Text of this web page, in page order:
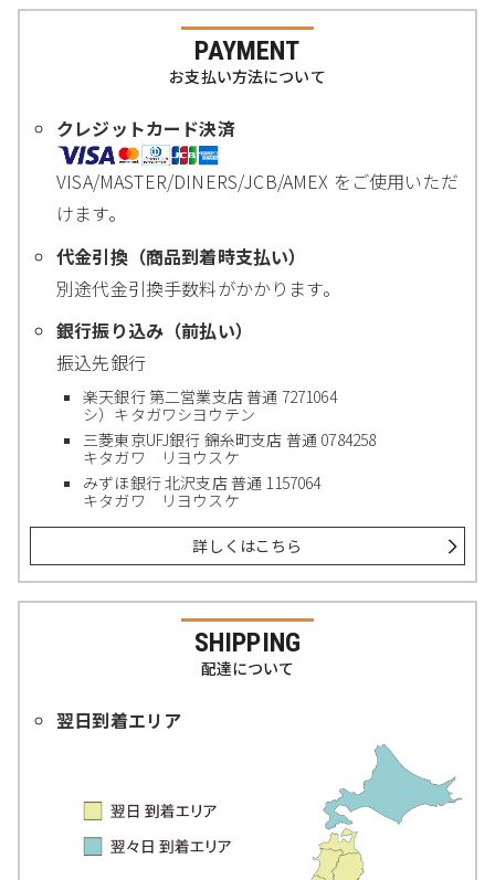
PAYMENT
お支払い方法について
クレジットカード決済
VISA/MASTER/DINERS/JCB/AMEX をご使用いただ
けます。
代金引換（商品到着時支払い）
別途代金引換手数料がかかります。
銀行振り込み（前払い）
振込先銀行
楽天銀行 第二営業支店 普通 7271064
シ）キタガワシヨウテン
三菱東京UFJ銀行 錦糸町支店 普通 0784258
キタガワ リヨウスケ
みずほ銀行 北沢支店 普通 1157064
キタガワ リヨウスケ
詳しくはこちら
SHIPPING
配達について
翌日到着エリア